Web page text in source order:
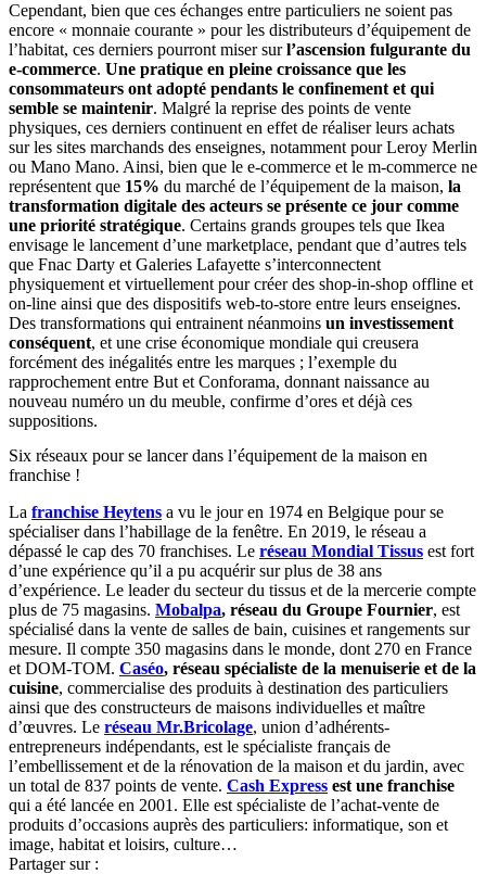
Cependant, bien que ces échanges entre particuliers ne soient pas
encore « monnaie courante » pour les distributeurs d’équipement de
l’habitat, ces derniers pourront miser surl’ascension fulgurante du
e-commerce. Une pratique en pleine croissance que les
consommateurs ont adopté pendants le confinement et qui
semble se maintenir. Malgré la reprise des points de vente
physiques, ces derniers continuent en effet de réaliser leurs achats
sur les sites marchands des enseignes, notamment pour Leroy Merlin
ou Mano Mano. Ainsi, bien que le e-commerce et le m-commerce ne
représentent que 15% du marché de l’équipement de la maison, la
transformation digitale des acteurs se présente ce jour comme
une priorité stratégique. Certains grands groupes tels que Ikea
envisage le lancement d’une marketplace, pendant que d’autres tels
que Fnac Darty et Galeries Lafayette s’interconnectent
physiquement et virtuellement pour créer des shop-in-shop offline et
on-line ainsi que des dispositifs web-to-store entre leurs enseignes.
Des transformations qui entrainent néanmoins un investissement
conséquent, et une crise économique mondiale qui creusera
forcément des inégalités entre les marques ; l’exemple du
rapprochement entre But et Conforama, donnant naissance au
nouveau numéro un du meuble, confirme d’ores et déjà ces
suppositions.
Six réseaux pour se lancer dans l’équipement de la maison en
franchise !
La franchise Heytens a vu le jour en 1974 en Belgique pour se
spécialiser dans l’habillage de la fenêtre. En 2019, le réseau a
dépassé le cap des 70 franchises. Le réseau Mondial Tissus est fort
d’une expérience qu’il a pu acquérir sur plus de 38 ans
d’expérience. Le leader du secteur du tissus et de la mercerie compte
plus de 75 magasins. Mobalpa, réseau du Groupe Fournier, est
spécialisé dans la vente de salles de bain, cuisines et rangements sur
mesure. Il compte 350 magasins dans le monde, dont 270 en France
et DOM-TOM. Caséo, réseau spécialiste de la menuiserie et de la
cuisine, commercialise des produits à destination des particuliers
ainsi que des constructeurs de maisons individuelles et maître
d’œuvres. Le réseau Mr.Bricolage, union d’adhérents-
entrepreneurs indépendants, est le spécialiste français de
l’embellissement et de la rénovation de la maison et du jardin, avec
un total de 837 points de vente. Cash Express est une franchise
qui a été lancée en 2001. Elle est spécialiste de l’achat-vente de
produits d’occasions auprès des particuliers: informatique, son et
image, habitat et loisirs, culture…
Partager sur :